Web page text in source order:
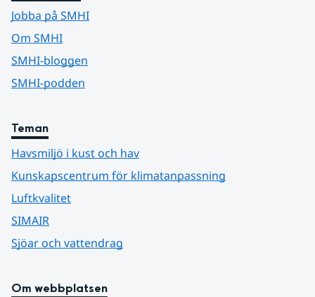
Jobba på SMHI
Om SMHI
SMHI-bloggen
SMHI-podden
Teman
Havsmiljö i kust och hav
Kunskapscentrum för klimatanpassning
Luftkvalitet
SIMAIR
Sjöar och vattendrag
Om webbplatsen